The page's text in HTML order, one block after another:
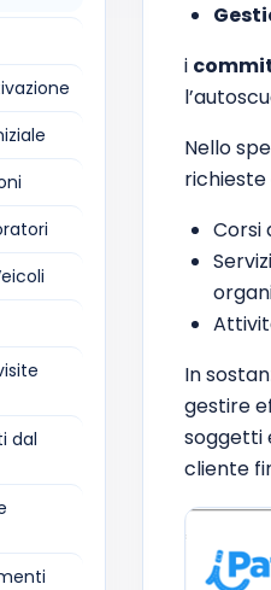
dal
i
Nello
Corsi
In
gestire
soggetti
cliente